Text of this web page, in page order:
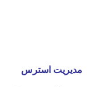
مدیریت استرس